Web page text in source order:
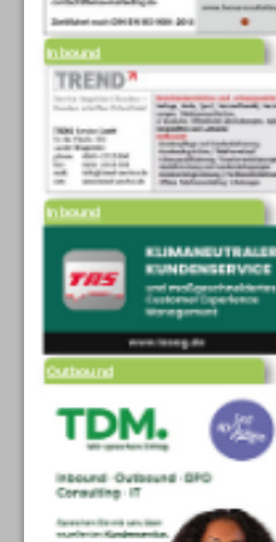
Inbound
Inbound
Outbound